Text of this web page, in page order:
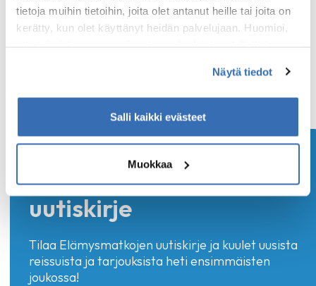
tietoja muihin tietoihin, joita olet antanut heille tai joita on
kerätty, kun olet käyttänyt heidän palvelujaan. Huomioi,
Näytä tiedot
Salli kaikki evästeet
Muokkaa
Kävelykierros sopii loistavasti
osaksi virkistyspäivän aktiviteettejä
Tilaa Elämysmatkojen
uutiskirje
Tilaa Elämysmatkojen uutiskirje ja kuulet uusista
reissuista ja tarjouksista heti ensimmäisten
joukossa!